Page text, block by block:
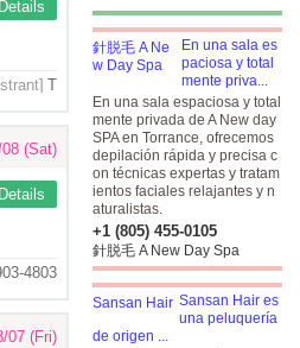
Details
T
(Sat)
Details
4803
07 (Fri)
En una sala es
paciosa y total
mente priva...
En una sala espaciosa y total
mente privada de A New day
SPA en Torrance, ofrecemos
depilación rápida y precisa c
on técnicas expertas y tratam
ientos faciales relajantes y n
aturalistas.
+1 (805) 455-0105
針脱毛 A New Day Spa
Sansan Hair es
una peluquería
de origen ...